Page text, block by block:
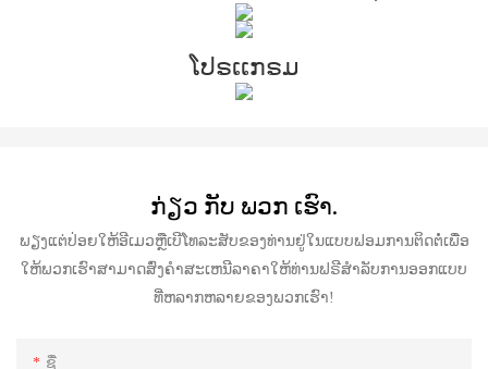
ໂປຣເເກຣມ
ກ່ຽວ ກັບ ພວກ ເຮົາ.
ພຽງແຕ່ປ່ອຍໃຫ້ອີເມວຫຼືເບີໂທລະສັບຂອງທ່ານຢູ່ໃນແບບຟອມການຕິດຕໍ່ເພື່ອ
ໃຫ້ພວກເຮົາສາມາດສົ່ງຄໍາສະເຫນີລາຄາໃຫ້ທ່ານຟຣີສໍາລັບການອອກແບບ
ທີ່ຫລາກຫລາຍຂອງພວກເຮົາ!
ຊື່